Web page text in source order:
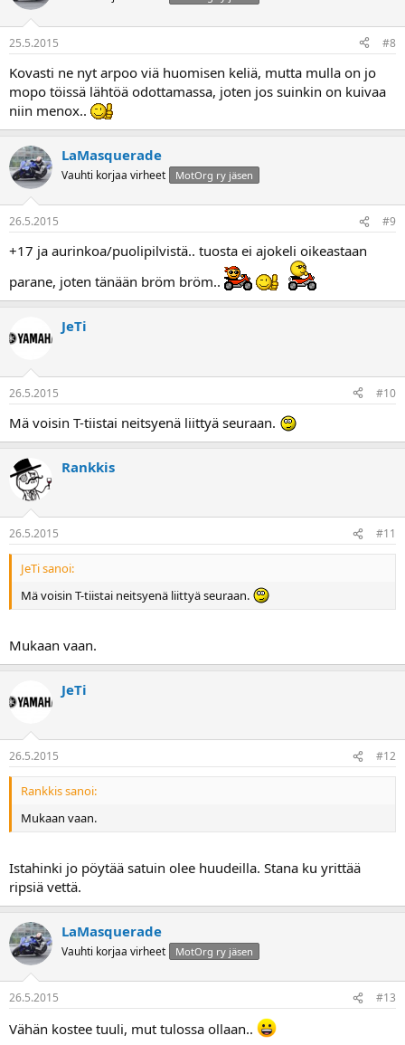
25.5.2015 #8
Kovasti ne nyt arpoo viä huomisen keliä, mutta mulla on jo
mopo töissä lähtöä odottamassa, joten jos suinkin on kuivaa
niin menox..
LaMasquerade
Vauhti korjaa virheet MotOrg ry jäsen
26.5.2015 #9
+17 ja aurinkoa/puolipilvistä.. tuosta ei ajokeli oikeastaan
parane, joten tänään bröm bröm..
JeTi
26.5.2015 #10
Mä voisin T-tiistai neitsyenä liittyä seuraan.
Rankkis
26.5.2015 #11
JeTi sanoi:
Mä voisin T-tiistai neitsyenä liittyä seuraan.
Mukaan vaan.
JeTi
26.5.2015 #12
Rankkis sanoi:
Mukaan vaan.
Istahinki jo pöytää satuin olee huudeilla. Stana ku yrittää
ripsiä vettä.
LaMasquerade
Vauhti korjaa virheet MotOrg ry jäsen
26.5.2015 #13
Vähän kostee tuuli, mut tulossa ollaan..